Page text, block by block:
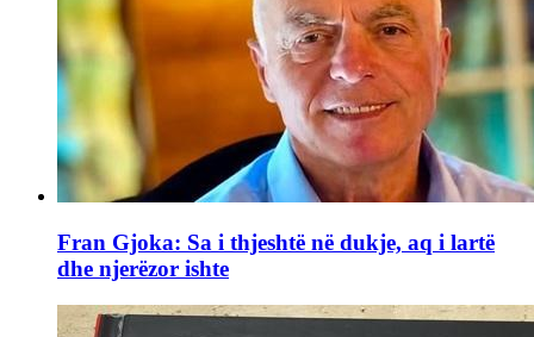
Fran Gjoka: Sa i thjeshtë në dukje, aq i lartë
dhe njerëzor ishte